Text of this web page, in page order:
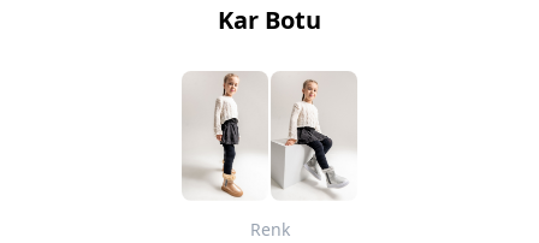
Kar Botu
Renk